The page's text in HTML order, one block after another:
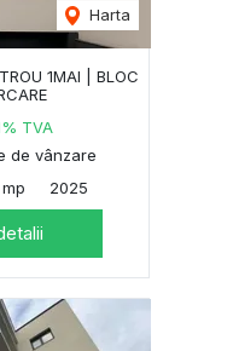
Harta
1MAI | BLOC
TVA
de vânzare
mp 2025